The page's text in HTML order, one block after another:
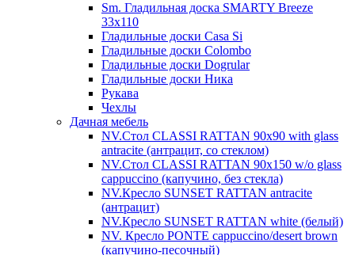
Sm. Гладильная доска SMARTY Breeze
33х110
Гладильные доски Casa Si
Гладильные доски Colombo
Гладильные доски Dogrular
Гладильные доски Ника
Рукава
Чехлы
Дачная мебель
NV.Стол CLASSI RATTAN 90х90 with glass
antracite (антрацит, со стеклом)
NV.Стол CLASSI RATTAN 90х150 w/o glass
cappuccino (капучино, без стекла)
NV.Кресло SUNSET RATTAN antracite
(антрацит)
NV.Кресло SUNSET RATTAN white (белый)
NV. Кресло PONTE cappuccino/desert brown
(капучино-песочный)